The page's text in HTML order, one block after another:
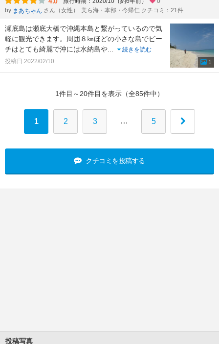
by まあちゃん さん（女性） 美ら海・本部・今帰仁 クチコミ：21件
瀬底島は瀬底大橋で沖縄本島と繋がっているので気
軽に観光できます。周囲８㎞ほどの小さな島でビー
チはとても綺麗で沖には水納島や
続きを読む
投稿日:2022/02/10
1
1件目～20件目を表示（全85件中）
1 2 3 … 5
クチコミを投稿する
投稿写真